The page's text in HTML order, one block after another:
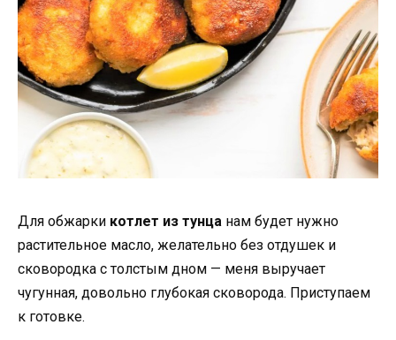
Для обжарки котлет из тунца нам будет нужно
растительное масло, желательно без отдушек и
сковородка с толстым дном — меня выручает
чугунная, довольно глубокая сковорода. Приступаем
к готовке.